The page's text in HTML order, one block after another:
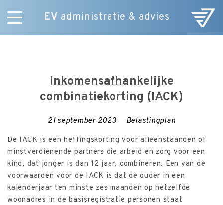
EV administratie & advies
Skip
Vacatures
Inkomensafhankelijke
combinatiekorting (IACK)
21 september 2023 Belastingplan
De IACK is een heffingskorting voor alleenstaanden of
minstverdienende partners die arbeid en zorg voor een
kind, dat jonger is dan 12 jaar, combineren. Een van de
voorwaarden voor de IACK is dat de ouder in een
kalenderjaar ten minste zes maanden op hetzelfde
woonadres in de basisregistratie personen staat